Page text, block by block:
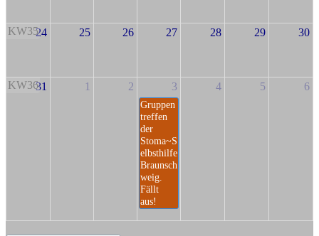
KW3524 25 26 27 28 29 30
KW3631 1 2 3
Gruppen
treffen
der
Stoma~S
elbsthilfe
Braunsch
weig.
Fällt
aus!
4 5 6